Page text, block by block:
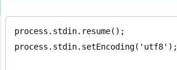
process.stdin.resume();
process.stdin.setEncoding('utf8');